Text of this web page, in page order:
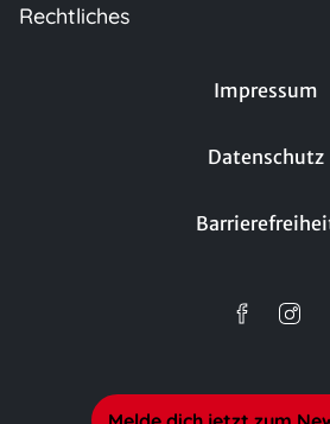
Rechtliches
Impressum
Datenschutz